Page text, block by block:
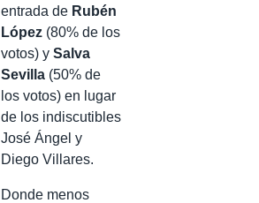
entrada de Rubén
López (80% de los
votos) y Salva
Sevilla (50% de
los votos) en lugar
de los indiscutibles
José Ángel y
Diego Villares.
Donde menos